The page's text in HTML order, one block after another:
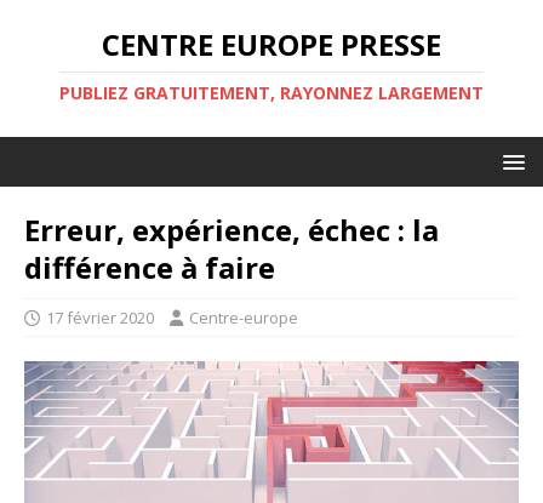
CENTRE EUROPE PRESSE
PUBLIEZ GRATUITEMENT, RAYONNEZ LARGEMENT
Erreur, expérience, échec : la
différence à faire
17 février 2020 Centre-europe